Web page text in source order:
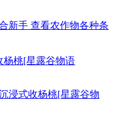
杨桃[星露谷物语